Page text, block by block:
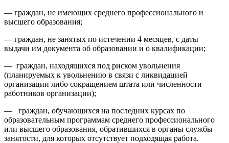
— граждан, не имеющих среднего профессионального и
высшего образования;
— граждан, не занятых по истечении 4 месяцев, с даты
выдачи им документа об образовании и о квалификации;
— граждан, находящихся под риском увольнения
(планируемых к увольнению в связи с ликвидацией
организации либо сокращением штата или численности
работников организации);
— граждан, обучающихся на последних курсах по
образовательным программам среднего профессионального
или высшего образования, обратившихся в органы службы
занятости, для которых отсутствует подходящая работа.